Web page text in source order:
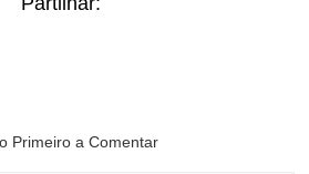
Primeiro a Comentar